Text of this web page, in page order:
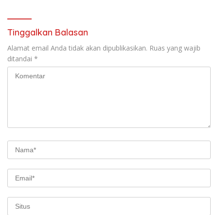
Tinggalkan Balasan
Alamat email Anda tidak akan dipublikasikan. Ruas yang wajib
ditandai *